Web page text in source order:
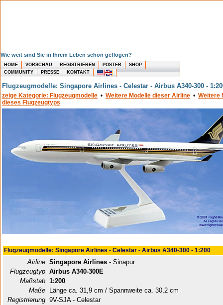
Wie weit sind Sie in Ihrem Leben schon geflogen?
HOME VORSCHAU REGISTRIEREN POSTER
SHOP
COMMUNITY
PRESSE KONTAKT
Flugzeugmodelle: Singapore Airlines - Celestar - Airbus A340-300 -
zeige Kategorie: Flugzeugmodelle • Weitere Modelle dieser Airline • Weitere
dieses Flugzeugtyps
Flugzeugmodelle: Singapore Airlines - Celestar - Airbus A340-300 - 1:200
Airline Singapore Airlines - Sinapur
Flugzeugtyp Airbus A340-300E
Maßstab 1:200
Maße
Länge ca. 31,9 cm / Spannweite ca. 30,2 cm
Registrierung 9V-SJA - Celestar